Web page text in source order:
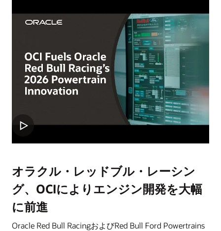
オラクル・レッドブル・レーシン
グ、OCIによりエンジン開発を大幅
に前進
Oracle Red Bull RacingおよびRed Bull Ford Powertrains